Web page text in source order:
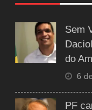
Sem
do
6
PF